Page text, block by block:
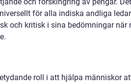
och förskingring av pengar.
för alla indiska andliga
och kritisk i sina bedömningar när
roll i att hjälpa människor